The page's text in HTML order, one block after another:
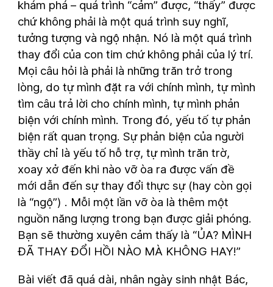
khám phá – quá trình “cảm” được, “thấy” được
chứ không phải là một quá trình suy nghĩ,
tưởng tượng và ngộ nhận. Nó là một quá trình
thay đổi của con tim chứ không phải của lý trí.
Mọi câu hỏi là phải là những trăn trở trong
lòng, do tự mình đặt ra với chính mình, tự mình
tìm câu trả lời cho chính mình, tự mình phản
biện với chính mình. Trong đó, yếu tố tự phản
biện rất quan trọng. Sự phản biện của người
thầy chỉ là yếu tố hỗ trợ, tự mình trăn trờ,
xoay xở đến khi nào vỡ òa ra được vấn đề
mới dẫn đến sự thay đổi thực sự (hay còn gọi
là “ngộ”) . Mỗi một lần vỡ òa là thêm một
nguồn năng lượng trong bạn được giải phóng.
Bạn sẽ thường xuyên cảm thấy là “ỦA? MÌNH
ĐÃ THAY ĐỔI HỒI NÀO MÀ KHÔNG HAY!”
Bài viết đã quá dài, nhân ngày sinh nhật Bác,